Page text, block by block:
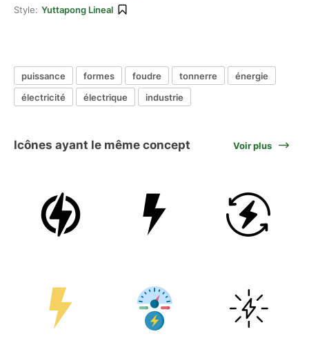
Style: Yuttapong Lineal
puissance formes foudre tonnerre
énergie
électricité
électrique industrie
Icônes ayant le même concept Voir plus